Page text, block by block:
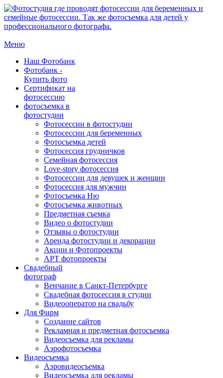
Меню
Наш Фотобанк
Фотобанк -
Купить фото
Сертификат на
фотосессию
фотосъемка в
фотостудии
Фотосессии в фотостудии
Фотосессии для беременных
Фотосъемка детей
Фотосессия грудничков
Семейная фотосессия
Love-story фотосессия
Фотосессии для девушек и женщин
Фотосессия для мужчин
Фотосъемка Ню
Фотосъемка животных
Предметная съемка
Видео о фотостудии
Отзывы о фотостудии
Аренда фотостудии и декорации
Акции и Фотопроекты
АРТ фотопроекты
Свадебный
фотограф
Венчание в Санкт-Петербурге
Свадебная фотосессия в студии
Видеооператор на свадьбу
Для Фирм
Создание сайтов
Рекламная и предметная фотосъемка
Видеосъемка для рекламы
Аэрофотосъемка
Видеосъемка
Аэровидеосъемка
Видеосъемка для рекламы